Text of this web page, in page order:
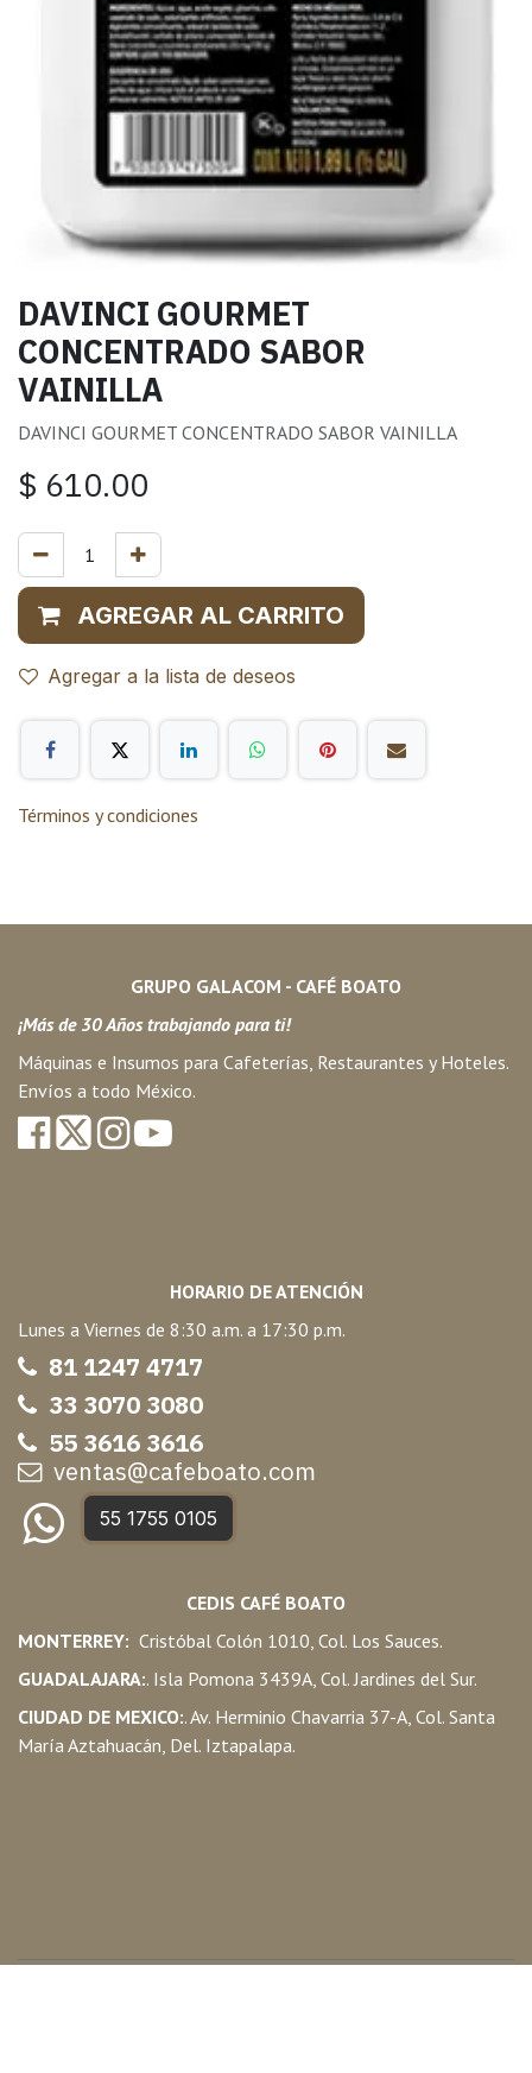
DAVINCI GOURMET
CONCENTRADO SABOR
VAINILLA
DAVINCI GOURMET CONCENTRADO SABOR VAINILLA
$ 610.00
AGREGAR AL CARRITO
Agregar a la lista de deseos
Términos y condiciones
GRUPO GALACOM - CAFÉ BOATO
¡Más de 30 Años trabajando para ti!
Máquinas e Insumos para Cafeterías, Restaurantes y Hoteles.
Envíos a todo México.
HORARIO DE ATENCIÓN
Lunes a Viernes de 8:30 a.m. a 17:30 p.m.
81 1247 4717
33 3070 3080
55 3616 3616
ventas@cafeboato.com
55 1755 0105
CEDIS CAFÉ BOATO
MONTERREY: Cristóbal Colón 1010, Col. Los Sauces.
GUADALAJARA:. Isla Pomona 3439A, Col. Jardines del Sur.
CIUDAD DE MEXICO:. Av. Herminio Chavarria 37-A, Col. Santa
María Aztahuacán, Del. Iztapalapa.